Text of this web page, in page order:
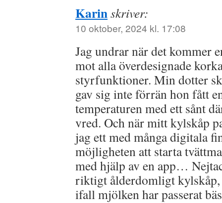
Karinskriver:
10 oktober, 2024 kl. 17:08
Jag undrar när det kommer
mot alla överdesignade
styrfunktioner. Min dotter
gav sig inte förrän hon fått
temperaturen med ett sånt
vred. Och när mitt kylskåp
jag ett med många digitala
möjligheten att starta
med hjälp av en app…
riktigt ålderdomligt
ifall mjölken har passerat